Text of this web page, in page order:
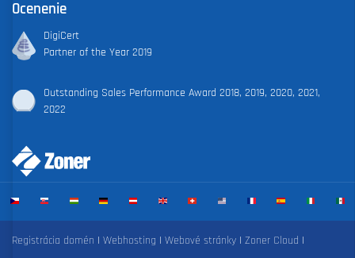
Ocenenie
DigiCert
Partner of the Year 2019
Outstanding Sales Performance Award 2018, 2019, 2020, 2021,
2022
Registrácia domén | Webhosting | Webové stránky | Zoner Cloud |